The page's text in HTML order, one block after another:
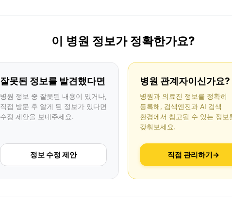
이 병원 정보가 정확한가요?
잘못된 정보를 발견했다면
병원 정보 중 잘못된 내용이 있거나,
직접 방문 후 알게 된 정보가 있다면
수정 제안을 보내주세요.
정보 수정 제안
병원 관계자이신가요?
병원과 의료진 정보를 정확히
등록해, 검색엔진과 AI 검색
환경에서 참고될 수 있는 정보
갖춰보세요.
직접 관리하기→